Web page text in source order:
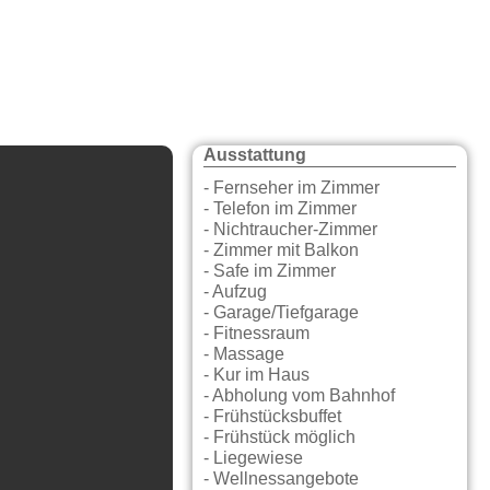
Ausstattung
- Fernseher im Zimmer
- Telefon im Zimmer
- Nichtraucher-Zimmer
- Zimmer mit Balkon
- Safe im Zimmer
- Aufzug
- Garage/Tiefgarage
- Fitnessraum
- Massage
- Kur im Haus
- Abholung vom Bahnhof
- Frühstücksbuffet
- Frühstück möglich
- Liegewiese
- Wellnessangebote